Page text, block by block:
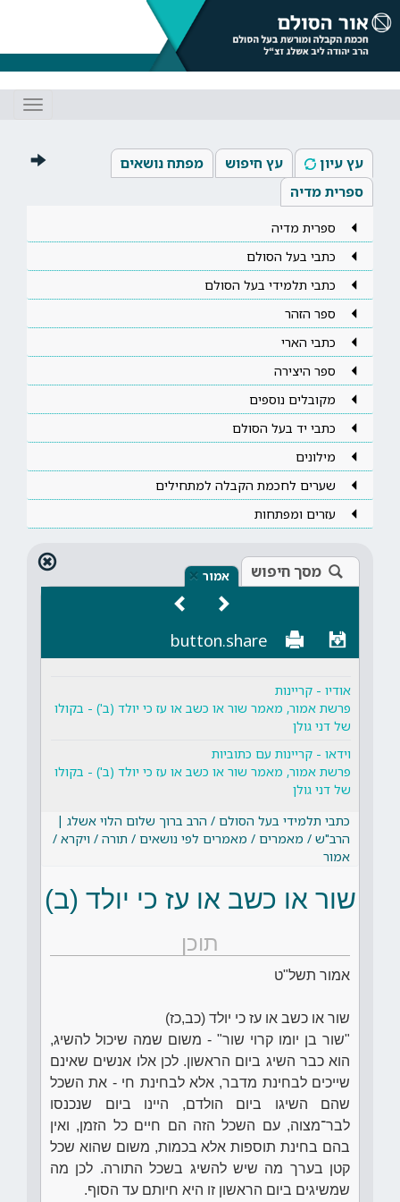
עץ עיון עץ חיפוש
מפתח נושאים
ספרית מדיה
ספרית מדיה
כתבי בעל הסולם
כתבי תלמידי בעל הסולם
ספר הזהר
כתבי הארי
ספר היצירה
מקובלים נוספים
כתבי יד בעל הסולם
מילונים
שערים לחכמת הקבלה למתחילים
עזרים ומפתחות
מסך חיפוש אמור ×
button.share
אודיו - קריינות
פרשת אמור, מאמר שור או כשב או עז כי יולד (ב') - בקולו
של דני גולן
וידאו - קריינות עם כתוביות
פרשת אמור, מאמר שור או כשב או עז כי יולד (ב') - בקולו
של דני גולן
כתבי תלמידי בעל הסולם / הרב ברוך שלום הלוי אשלג |
הרב"ש / מאמרים / מאמרים לפי נושאים / תורה / ויקרא /
אמור
שור או כשב או עז כי יולד (ב)
תוכן
אמור תשל"ט
שור או כשב או עז כי יולד (כב,כז)
"שור בן יומו קרוי שור" - משום שמה שיכול להשיג,
הוא כבר השיג ביום הראשון. לכן אלו אנשים שאינם
שייכים לבחינת מדבר, אלא לבחינת חי - את השכל
שהם השיגו ביום הולדם, היינו ביום שנכנסו
לבר־מצוה, עם השכל הזה הם חיים כל הזמן, ואין
בהם בחינת תוספות אלא בכמות, משום שהוא שכל
קטן בערך מה שיש להשיג בשכל התורה. לכן מה
שמשיגים ביום הראשון זו היא חיותם עד הסוף.